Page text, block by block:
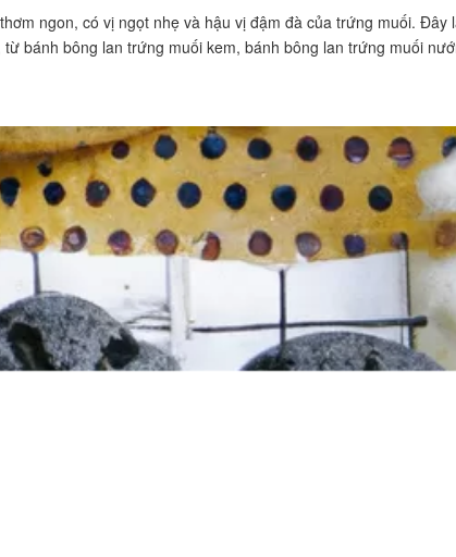
ngon, có vị ngọt nhẹ và hậu vị đậm đà của trứng muối. Đây
bánh bông lan trứng muối kem, bánh bông lan trứng muối